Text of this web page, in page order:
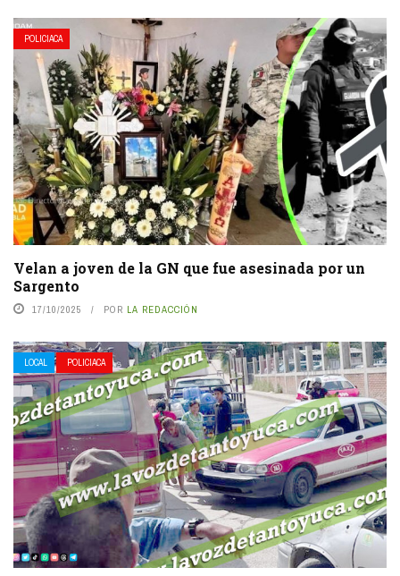
POLICIACA
Velan a joven de la GN que fue asesinada por un
Sargento
17/10/2025 POR LA REDACCIÓN
LOCAL POLICIACA